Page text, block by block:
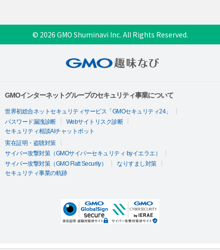
© 2026 GMO Shuminavi Inc. All Rights Reserved.